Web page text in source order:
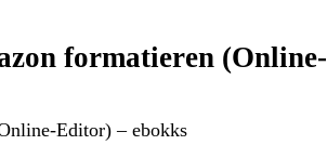
formatieren (Online-
Editor) – ebokks